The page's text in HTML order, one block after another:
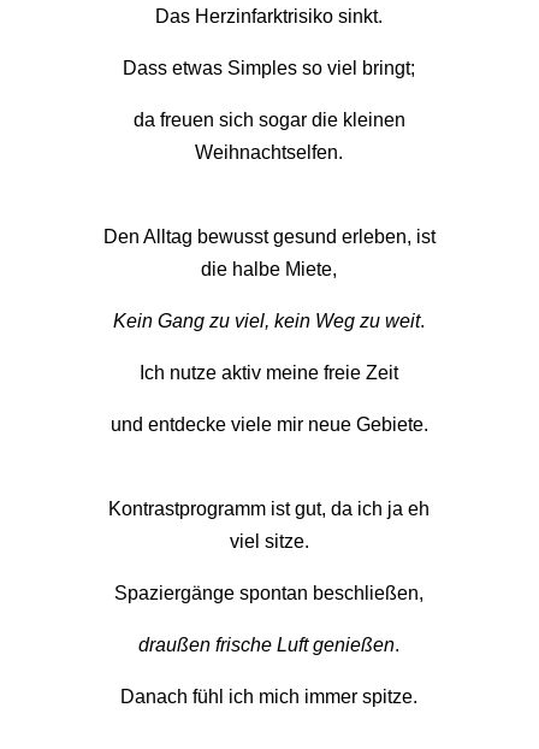
Das Herzinfarktrisiko sinkt.
Dass etwas Simples so viel bringt;
da freuen sich sogar die kleinen
Weihnachtselfen.
Den Alltag bewusst gesund erleben, ist
die halbe Miete,
Kein Gang zu viel, kein Weg zu weit.
Ich nutze aktiv meine freie Zeit
und entdecke viele mir neue Gebiete.
Kontrastprogramm ist gut, da ich ja eh
viel sitze.
Spaziergänge spontan beschließen,
draußen frische Luft genießen.
Danach fühl ich mich immer spitze.